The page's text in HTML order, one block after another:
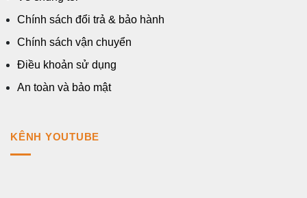
Chính sách đổi trả & bảo hành
Chính sách vận chuyển
Điều khoản sử dụng
An toàn và bảo mật
KÊNH YOUTUBE